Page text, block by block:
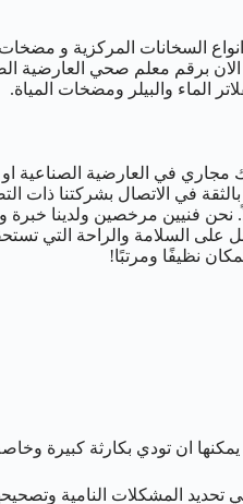
السخانات المركزية و مضخات
برقم معلم صحي العارضية
الماء والبيلر ومضخات المياة.
في العارضية الصناعية او
في الاتصال بشركتنا ذات
نحن فنيين مرخصين ولدينا
على السلامة والراحة التي
نظيفًا ومرتبًا!
ان تودي بكارثة كبيرة وخاصة
المشكلات النامية